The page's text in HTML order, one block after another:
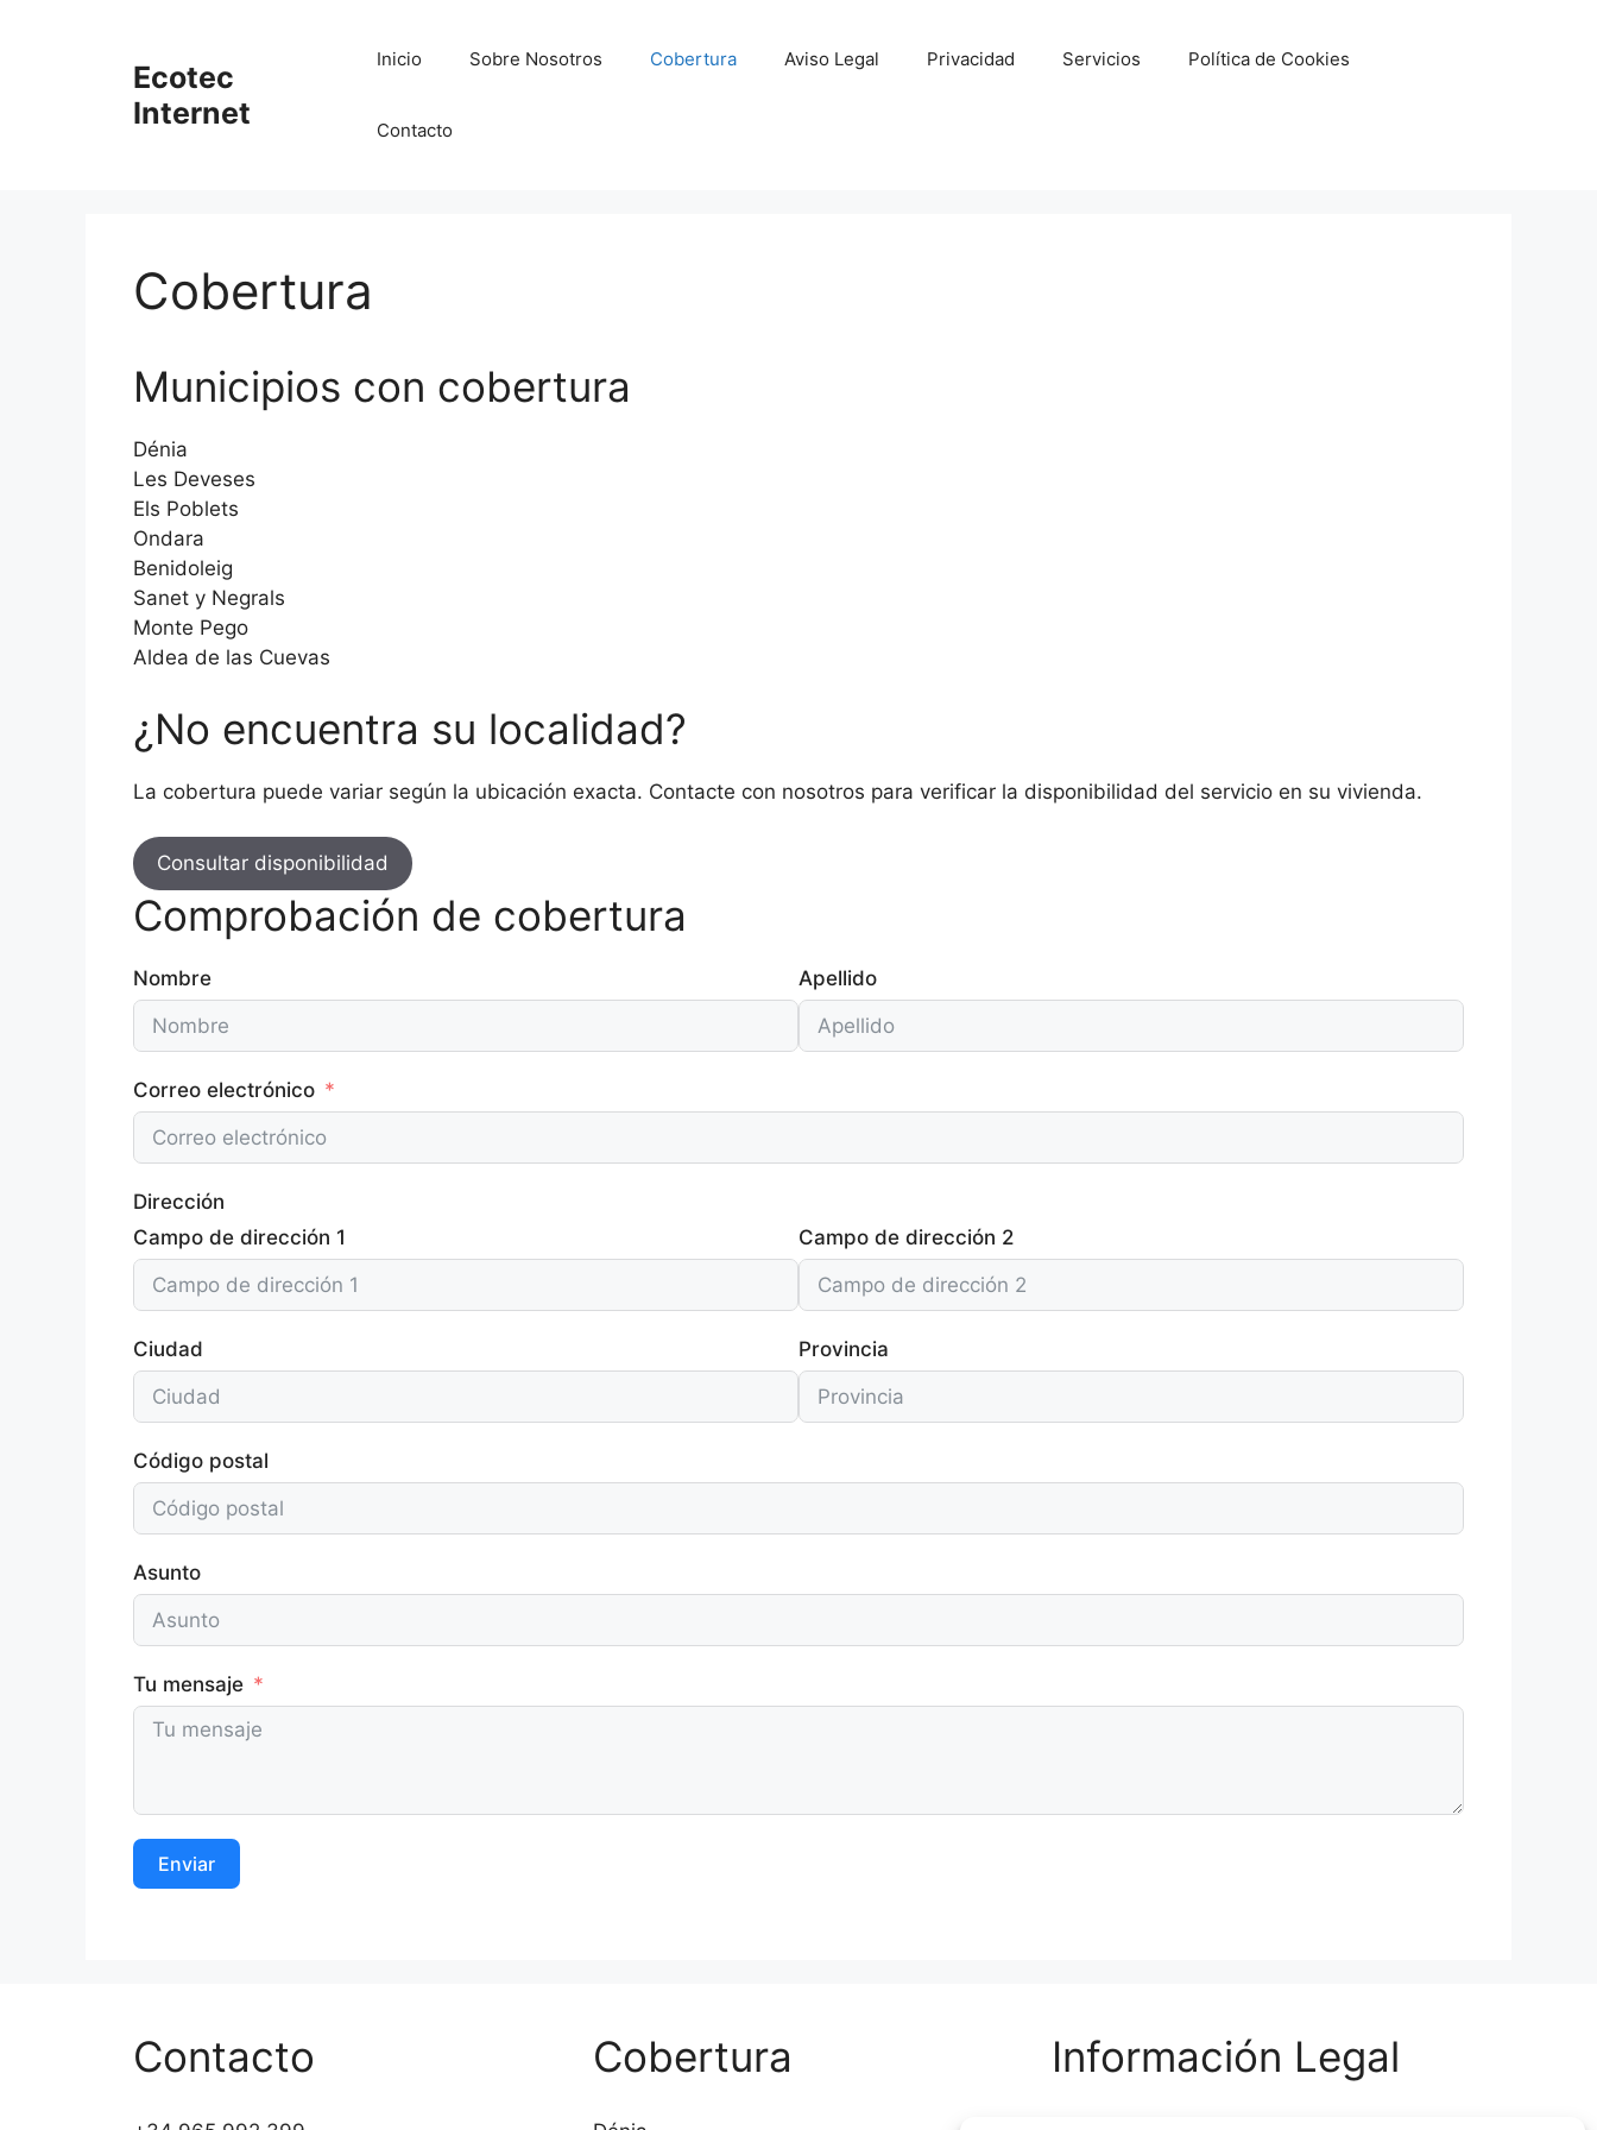
Ecotec
Internet
Inicio Sobre Nosotros Cobertura Aviso Legal Privacidad Servicios Política de Cookies
Contacto
Cobertura
Municipios con cobertura
Dénia
Les Deveses
Els Poblets
Ondara
Benidoleig
Sanet y Negrals
Monte Pego
Aldea de las Cuevas
¿No encuentra su localidad?
La cobertura puede variar según la ubicación exacta. Contacte con nosotros para verificar la disponibilidad del servicio en su vivienda.
Consultar disponibilidad
Comprobación de cobertura
Nombre Apellido
Correo electrónico
Dirección
Campo de dirección 1
Campo de dirección 2
Ciudad Provincia
Código postal
Asunto
Tu mensaje
Enviar
Contacto Cobertura Información Legal